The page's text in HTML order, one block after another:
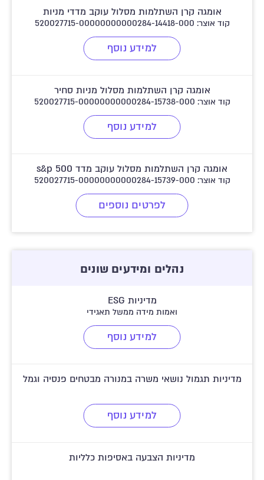
אומגה קרן השתלמות מסלול עוקב מדדי מניות
קוד אוצר: 520027715-00000000000284-14418-000
למידע נוסף
אומגה קרן השתלמות מסלול מניות סחיר
קוד אוצר: 520027715-00000000000284-15738-000
למידע נוסף
אומגה קרן השתלמות מסלול עוקב מדד s&p 500
קוד אוצר: 520027715-00000000000284-15739-000
לפרטים נוספים
נהלים ומידעים שונים
מדיניות ESG
ואמות מידה ממשל תאגידי
למידע נוסף
מדיניות תגמול נושאי משרה במנורה מבטחים פנסיה וגמל
למידע נוסף
מדיניות הצבעה באסיפות כלליות